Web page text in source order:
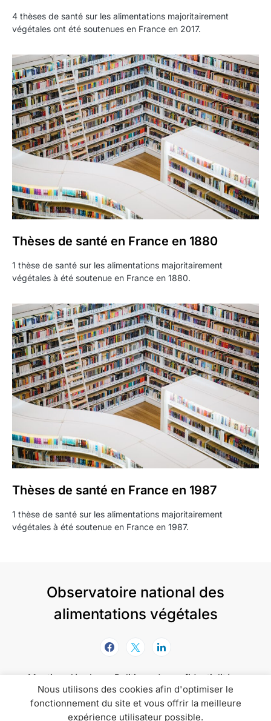
4 thèses de santé sur les alimentations majoritairement
végétales ont été soutenues en France en 2017.
Thèses de santé en France en 1880
1 thèse de santé sur les alimentations majoritairement
végétales à été soutenue en France en 1880.
Thèses de santé en France en 1987
1 thèse de santé sur les alimentations majoritairement
végétales à été soutenue en France en 1987.
Observatoire national des
alimentations végétales
Mentions légales
Politique de confidentialité
Politique de cookies
Nous utilisons des cookies afin d'optimiser le
fonctionnement du site et vous offrir la meilleure
expérience utilisateur possible.